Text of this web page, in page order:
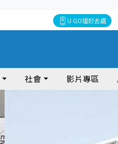
U GO搵好去處
社會 影片專區